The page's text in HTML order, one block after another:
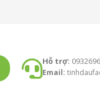
Hỗ trợ:
Email: